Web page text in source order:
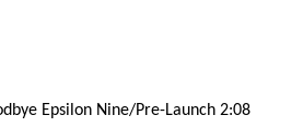
Epsilon Nine/Pre-Launch 2:08